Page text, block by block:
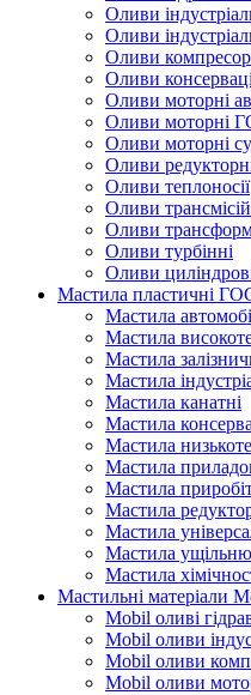
Оливи
Оливи
Оливи
Оливи
Оливи моторні
Оливи моторні
Оливи моторні
Оливи
Оливи теплоносії
Оливи
Оливи
Оливи турбінні
Оливи
Мастила пластичні
Мастила
Мастила
Мастила
Мастила
Мастила канатні
Мастила
Мастила
Мастила
Мастила
Мастила
Мастила
Мастила
Мастила
Мастильні матеріали
Mobil оливі
Mobil оливи
Mobil оливи
Mobil оливи